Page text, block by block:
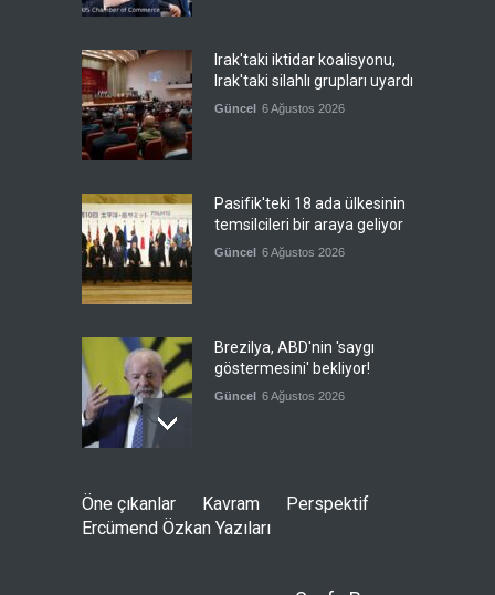
Irak'taki iktidar koalisyonu,
Irak'taki silahlı grupları uyardı
Güncel 6 Ağustos 2026
Pasifik'teki 18 ada ülkesinin
temsilcileri bir araya geliyor
Güncel 6 Ağustos 2026
Brezilya, ABD'nin 'saygı
göstermesini' bekliyor!
Güncel 6 Ağustos 2026
toplantısını Fas'ta yaptı
Öne çıkanlar Kavram
Perspektif
Ercümend Özkan Yazıları